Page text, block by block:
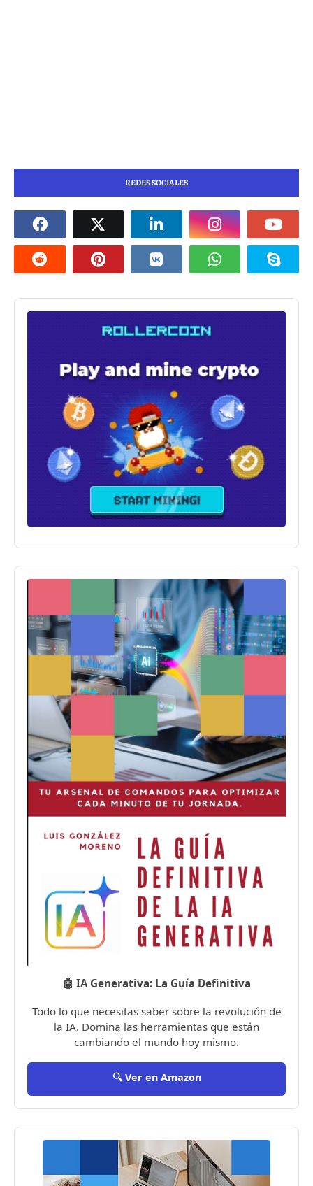
REDES SOCIALES
🤖 IA Generativa: La Guía Definitiva
Todo lo que necesitas saber sobre la revolución de
la IA. Domina las herramientas que están
cambiando el mundo hoy mismo.
🔍 Ver en Amazon